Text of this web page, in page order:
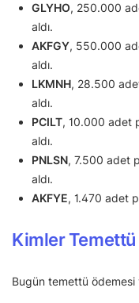
GLYHO, 250.000
aldı.
AKFGY, 550.000
aldı.
LKMNH, 28.500
aldı.
PCILT, 10.000 adet
aldı.
PNLSN, 7.500 adet
aldı.
AKFYE, 1.470 adet
Kimler
Bugün temettü